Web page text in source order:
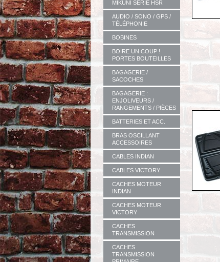
MIKUNI SÉRIE HSR
AUDIO / SONO / GPS /
TÉLÉPHONIE
BOBINES
BOIRE UN COUP !
PORTES BOUTEILLES
BAGAGERIE /
SACOCHES
BAGAGERIE :
ENJOLIVEURS /
RANGEMENTS / PIÈCES
BATTERIES ET ACC.
BRAS OSCILLANT
ACCESSOIRES
CABLES INDIAN
CABLES VICTORY
CACHES MOTEUR
INDIAN
CACHES MOTEUR
VICTORY
CACHES
TRANSMISSION
CACHES
TRANSMISSION